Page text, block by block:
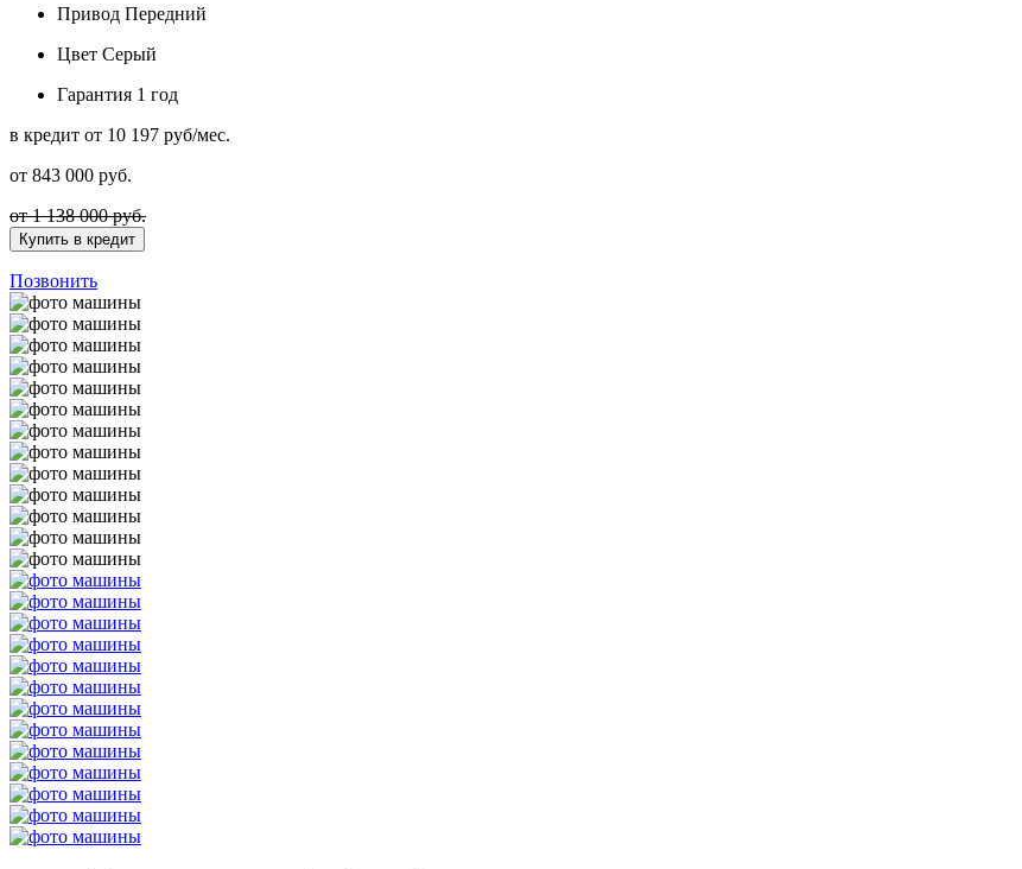
Привод Передний
Цвет Серый
Гарантия 1 год
в кредит от 10 197 руб/мес.
от 843 000 руб.
от 1 138 000 руб.
Купить в кредит
Позвонить